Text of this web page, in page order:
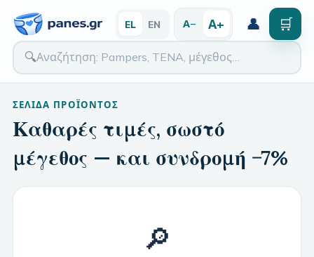
🔍
EL EN Α− Α+ 👤 🛒
ΣΕΛΊΔΑ ΠΡΟΪΌΝΤΟΣ
Καθαρές τιμές, σωστό
μέγεθος — και συνδρομή −7%
🔎